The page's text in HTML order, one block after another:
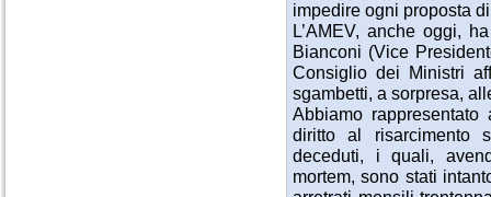
impedire ogni proposta
L’AMEV, anche oggi,
Bianconi (Vice
Consiglio dei Ministri
sgambetti, a sorpresa,
Abbiamo
diritto al risarcimento
deceduti, i quali,
mortem, sono stati